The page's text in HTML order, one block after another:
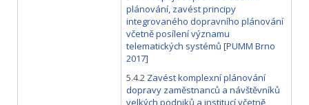
plánování, zavést principy
integrovaného dopravního plánování
včetně posílení významu
telematických systémů [PUMM Brno
2017]
5.4.2 Zavést komplexní plánování
dopravy zaměstnanců a návštěvníků
velkých podniků a institucí včetně